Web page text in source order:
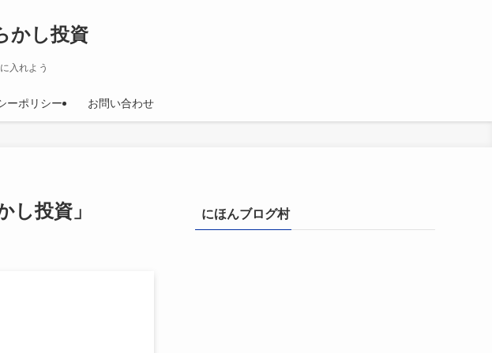
かし投資
入れよう
ーポリシー お問い合わせ
投資」 にほんブログ村